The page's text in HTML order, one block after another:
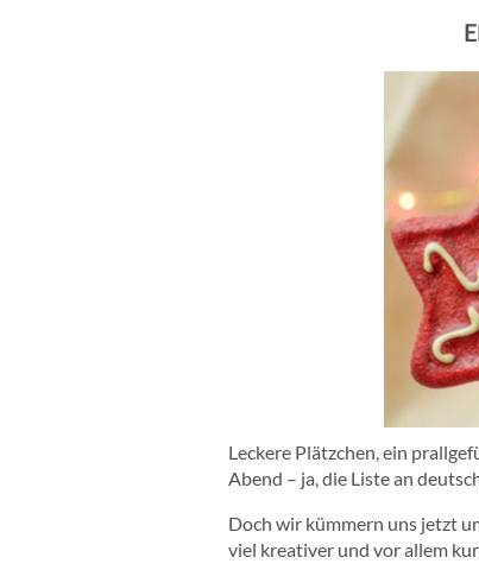
Leckere Plätzchen, ein
Abend – ja, die Liste an
Doch wir kümmern uns jetzt
viel kreativer und vor allem